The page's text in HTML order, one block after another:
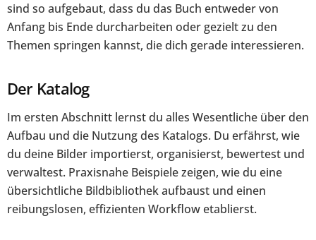
sind so aufgebaut, dass du das Buch entweder von
Anfang bis Ende durcharbeiten oder gezielt zu den
Themen springen kannst, die dich gerade interessieren.
Der Katalog
Im ersten Abschnitt lernst du alles Wesentliche über den
Aufbau und die Nutzung des Katalogs. Du erfährst, wie
du deine Bilder importierst, organisierst, bewertest und
verwaltest. Praxisnahe Beispiele zeigen, wie du eine
übersichtliche Bildbibliothek aufbaust und einen
reibungslosen, effizienten Workflow etablierst.